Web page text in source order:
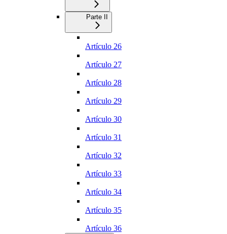
Parte II
Artículo 26
Artículo 27
Artículo 28
Artículo 29
Artículo 30
Artículo 31
Artículo 32
Artículo 33
Artículo 34
Artículo 35
Artículo 36